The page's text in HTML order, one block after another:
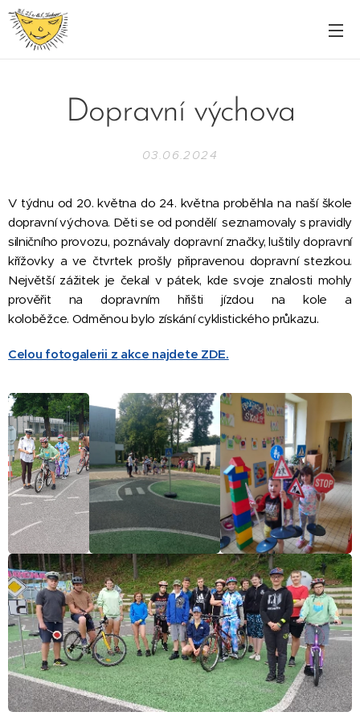
Dopravní výchova
03.06.2024
V týdnu od 20. května do 24. května proběhla na naší škole
dopravní výchova. Děti se od pondělí seznamovaly s pravidly
silničního provozu, poznávaly dopravní značky, luštily dopravní
křížovky a ve čtvrtek prošly připravenou dopravní stezkou.
Největší zážitek je čekal v pátek, kde svoje znalosti mohly
prověřit na dopravním hřišti jízdou na kole a
koloběžce. Odměnou bylo získání cyklistického průkazu.
Celou fotogalerii z akce najdete ZDE.